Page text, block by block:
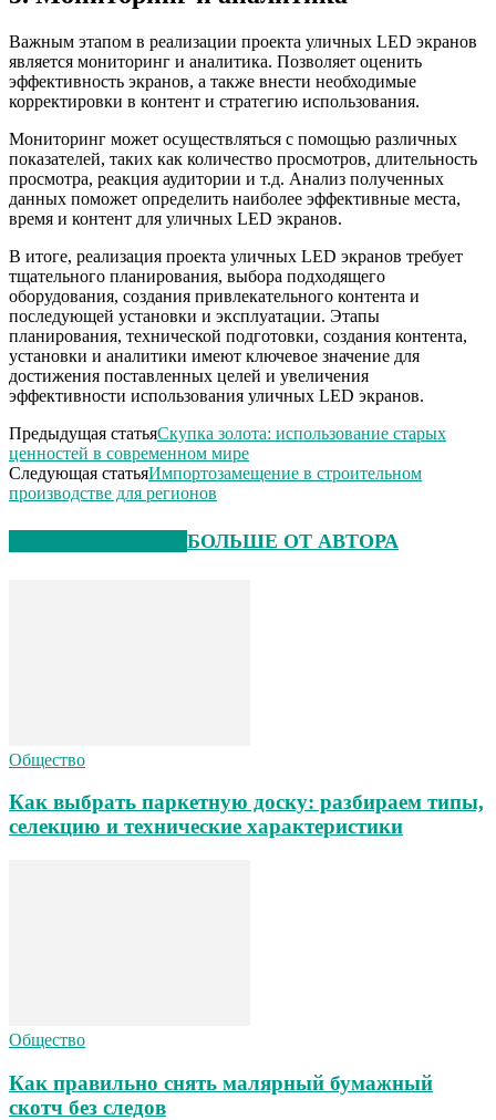
Важным этапом в реализации проекта уличных LED экранов
является мониторинг и аналитика. Позволяет оценить
эффективность экранов, а также внести необходимые
корректировки в контент и стратегию использования.
Мониторинг может осуществляться с помощью различных
показателей, таких как количество просмотров, длительность
просмотра, реакция аудитории и т.д. Анализ полученных
данных поможет определить наиболее эффективные места,
время и контент для уличных LED экранов.
В итоге, реализация проекта уличных LED экранов требует
тщательного планирования, выбора подходящего
оборудования, создания привлекательного контента и
последующей установки и эксплуатации. Этапы
планирования, технической подготовки, создания контента,
установки и аналитики имеют ключевое значение для
достижения поставленных целей и увеличения
эффективности использования уличных LED экранов.
Предыдущая статьяСкупка золота: использование старых
ценностей в современном мире
Следующая статьяИмпортозамещение в строительном
производстве для регионов
БОЛЬШЕ ОТ АВТОРА
Общество
Как выбрать паркетную доску: разбираем типы,
селекцию и технические характеристики
Общество
Как правильно снять малярный бумажный
скотч без следов